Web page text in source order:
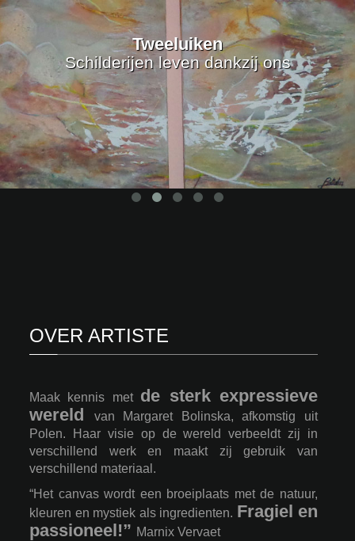
Tweeluiken
Schilderijen leven dankzij ons
OVER ARTISTE
Maak kennis met de sterk expressieve
wereld
van Margaret Bolinska, afkomstig uit
Polen. Haar visie op de wereld verbeeldt zij in
verschillend werk en maakt zij gebruik van
verschillend materiaal.
“Het canvas wordt een broeiplaats met de natuur,
kleuren en mystiek als ingredienten. Fragiel en
passioneel!” Marnix Vervaet